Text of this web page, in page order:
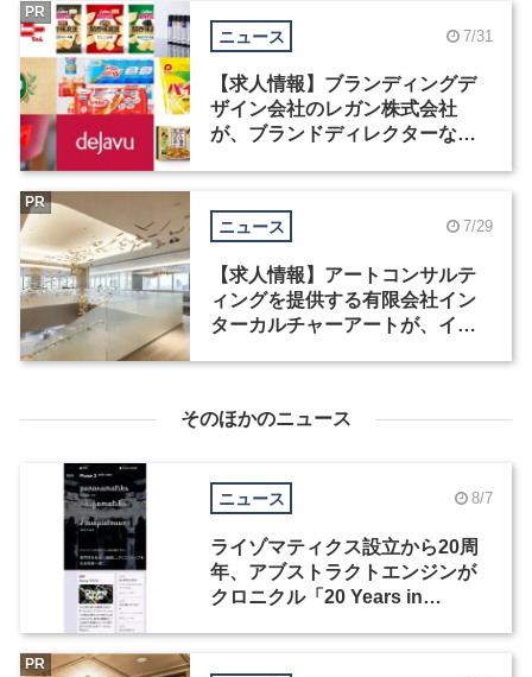
ニュース 7/31
【求人情報】ブランディングデ
ザイン会社のレガン株式会社
が、ブランドディレクターなど3
PR
ニュース 7/29
【求人情報】アートコンサルテ
ィングを提供する有限会社イン
ターカルチャーアートが、イン
PR
そのほかのニュース
ニュース 8/7
ライゾマティクス設立から20周
年、アブストラクトエンジンが
クロニクル「20 Years in
PR